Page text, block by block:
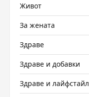
Живот
За жената
Здраве
Здраве и добавки
Здраве и лайфстайл